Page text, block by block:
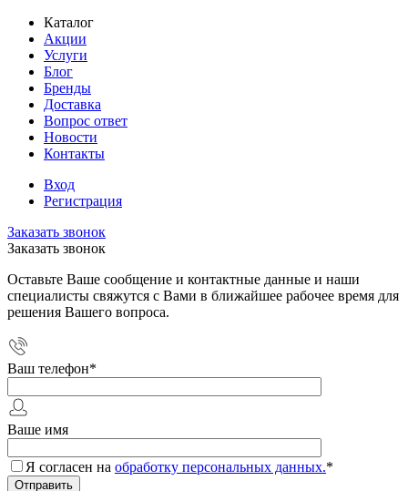
Каталог
Акции
Услуги
Блог
Бренды
Доставка
Вопрос ответ
Новости
Контакты
Вход
Регистрация
Заказать звонок
Заказать звонок
Оставьте Ваше сообщение и контактные данные и наши
специалисты свяжутся с Вами в ближайшее рабочее время для
решения Вашего вопроса.
Ваш телефон*
Ваше имя
Я согласен на обработку персональных данных.*